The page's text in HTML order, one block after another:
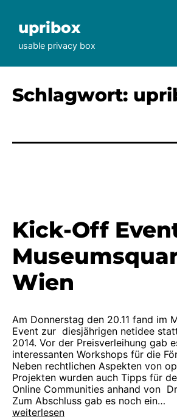
springenupribox
usable privacy box
Schlagwort:
Kick-Off
Wien
Am Donnerstag den 20.11 fand im
Event zur diesjährigen netidee
2014. Vor der Preisverleihung gab
interessanten Workshops für die
Neben rechtlichen Aspekten von
Projekten wurden auch Tipps für
Online Communities anhand von
Zum Abschluss gab es noch ein…
Kick-
weiterlesen